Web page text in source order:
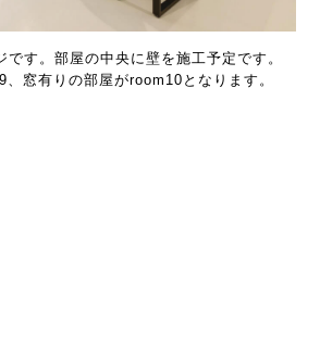
す。部屋の中央に壁を施工予定です。
窓有りの部屋がroom10となります。